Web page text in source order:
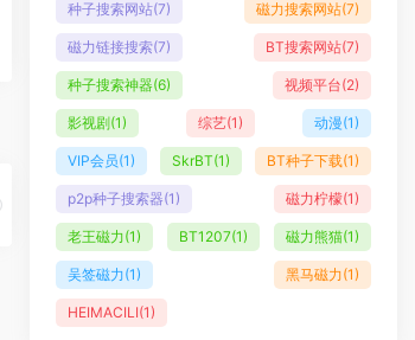
种子搜索网站(7) 磁力搜索网站(7)
磁力链接搜索(7) BT搜索网站(7)
种子搜索神器(6) 视频平台(2)
影视剧(1) 综艺(1) 动漫(1)
VIP会员(1) SkrBT(1) BT种子下载(1)
p2p种子搜索器(1) 磁力柠檬(1)
老王磁力(1) BT1207(1) 磁力熊猫(1)
吴签磁力(1) 黑马磁力(1)
HEIMACILI(1)